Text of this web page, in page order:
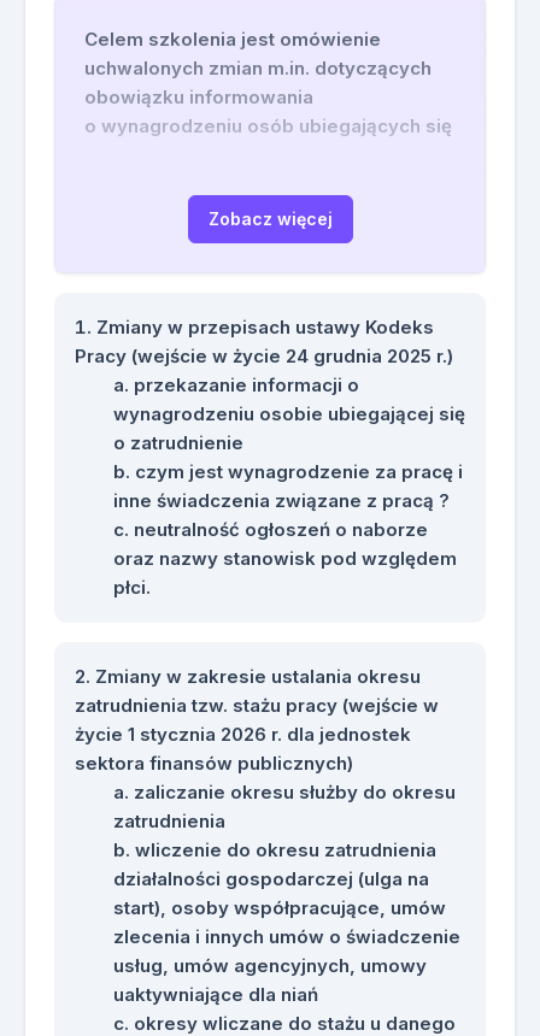
Celem szkolenia jest omówienie
uchwalonych zmian m.in. dotyczących
obowiązku informowania
o wynagrodzeniu osób ubiegających się
okresów do okresu zatrudnienia
(wejście w życie 1 stycznia 2026 r. dla
jednostek sektora finansów
minimalnego wynagrodzenia i jej wpływ
na rozliczanie świadczeń ze stosunku
pracy.
Pracodawcy muszą być przygotowani
na kolejne liczne zmiany, które wejdą w
życie w 2026 r., a wynikają z projektów
ustaw i rozporządzeń dotyczących m.in.
ustawa o minimalnym wynagrodzeniu za
pracę, ustawa zasiłkowa, ustawa o
Materiały szkoleniowe
Każdy uczestnik otrzyma bogate
materiały szkoleniowe w formacie PDF
oraz linki do bieżącej weryfikacji stanu
prac związanych z wdrożeniem nowych
przepisów prawnych.
Zobacz więcej
Zmiany w przepisach ustawy Kodeks
Pracy (wejście w życie 24 grudnia 2025 r.)
przekazanie informacji o
wynagrodzeniu osobie ubiegającej się
o zatrudnienie
czym jest wynagrodzenie za pracę i
inne świadczenia związane z pracą ?
neutralność ogłoszeń o naborze
oraz nazwy stanowisk pod względem
płci.
Zmiany w zakresie ustalania okresu
zatrudnienia tzw. stażu pracy (wejście w
życie 1 stycznia 2026 r. dla jednostek
sektora finansów publicznych)
zaliczanie okresu służby do okresu
zatrudnienia
wliczenie do okresu zatrudnienia
działalności gospodarczej (ulga na
start), osoby współpracujące, umów
zlecenia i innych umów o świadczenie
usług, umów agencyjnych, umowy
uaktywniające dla niań
okresy wliczane do stażu u danego